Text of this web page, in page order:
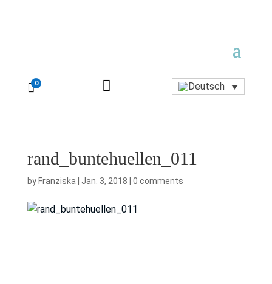
0 
rand_buntehuellen_011
by Franziska Jan. 3, 2018 0 comments